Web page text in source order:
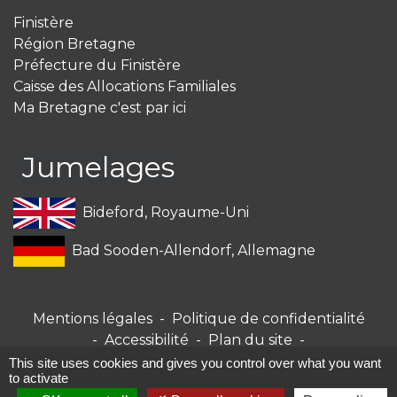
Finistère
Région Bretagne
Préfecture du Finistère
Caisse des Allocations Familiales
Ma Bretagne c'est par ici
Jumelages
Bideford, Royaume-Uni
Bad Sooden-Allendorf, Allemagne
Mentions légales - Politique de confidentialité
- Accessibilité - Plan du site -
Gestion des cookies
This site uses cookies and gives you control over what you want
to activate